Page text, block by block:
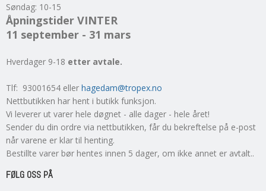
Søndag: 10-15
Åpningstider VINTER
11 september - 31 mars
Hverdager 9-18 etter avtale.
Tlf: 93001654 eller hagedam@tropex.no
Nettbutikken har hent i butikk funksjon.
Vi leverer ut varer hele døgnet - alle dager - hele året!
Sender du din ordre via nettbutikken, får du bekreftelse på e-post
når varene er klar til henting.
Bestillte varer bør hentes innen 5 dager, om ikke annet er avtalt..
FØLG OSS PÅ